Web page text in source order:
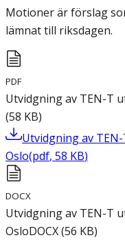
Motioner är förslag
lämnat till riksdagen.
PDF
Utvidgning av TEN-T
(58 KB)
Utvidgning av
Oslo(pdf, 58 KB)
DOCX
Utvidgning av TEN-T
OsloDOCX(56 KB)